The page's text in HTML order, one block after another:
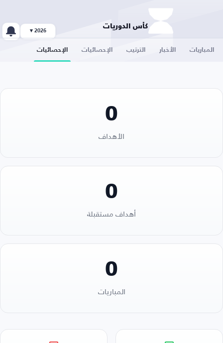
كأس الدوريات
2026 ▾
المباريات الأخبار الترتيب الإحصائيات الإحصائيات
0
الأهداف
0
أهداف مستقبلة
0
المباريات